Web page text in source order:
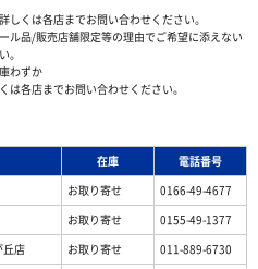
くは各店までお問い合わせください。
ル品/販売店舗限定等の理由でご希望に添えない
。
わずか
各店までお問い合わせください。
在庫
電話番号
お取り寄せ
0166-49-4677
お取り寄せ
0155-49-1377
丘店 お取り寄せ
011-889-6730